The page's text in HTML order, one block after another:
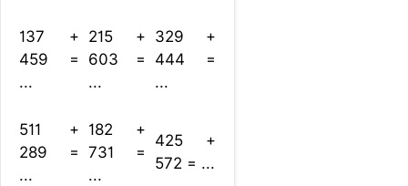
137 +
459 =
...
215 +
603 =
...
329 +
444 =
...
511 +
289 =
...
182 +
731 =
...
425 +
572 = ...